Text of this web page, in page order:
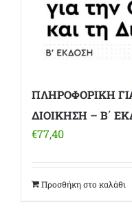
ΠΛΗΡΟΦΟΡΙΚΗ
ΔΙΟΙΚΗΣΗ – Β΄
€77,40
Προσθήκη στο καλάθι